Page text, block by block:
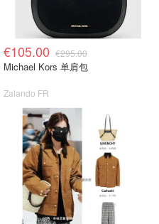
€105.00 €295.00
Michael Kors 单肩包
Zalando FR